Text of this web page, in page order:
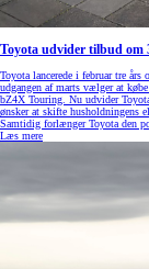
Toyota udvider tilbud om
Toyota lancerede i februar tre
udgangen af marts vælger at
bZ4X Touring. Nu udvider
ønsker at skifte husholdningens
Samtidig forlænger Toyota den
Læs mere